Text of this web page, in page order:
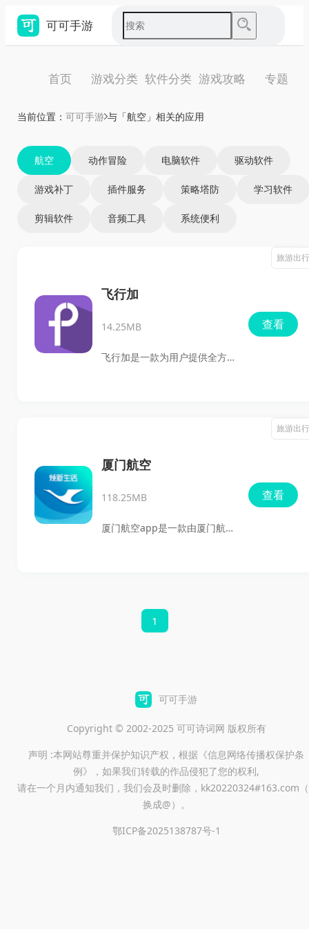
可可手游
首页 游戏分类 软件分类 游戏攻略 专题
当前位置： 可可手游 与「航空」相关的应用
航空 动作冒险 电脑软件 驱动软件
游戏补丁 插件服务 策略塔防 学习软件
剪辑软件 音频工具 系统便利
飞行加
14.25MB
飞行加是一款为用户提供全方
班的起飞时间、到达时间、航
己的行程。此外，各类增值服
务也可以在这里轻松购买，内
要的快来下载吧！
查看
旅游出行
厦门航空
118.25MB
厦门航空app是一款由厦门航
航线信息，实现了全程自助服
务。软件内还有会员日大促等
优惠。如果你对这款app感兴
查看
旅游出行
1
可可手游
Copyright © 2002-2025 可可诗词网 版权所有
声明 :本网站尊重并保护知识产权，根据《信息网络传播权保护条
例》，如果我们转载的作品侵犯了您的权利,
请在一个月内通知我们，我们会及时删除，kk20220324#163.com
换成@）。
鄂ICP备2025138787号-1